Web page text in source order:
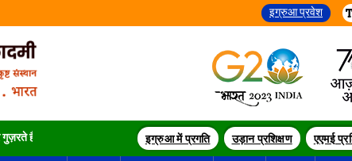
इग्रुआ प्रवेश
हैं । इग्रुआ में प्रगति उड़ान प्रशिक्षण एएमई